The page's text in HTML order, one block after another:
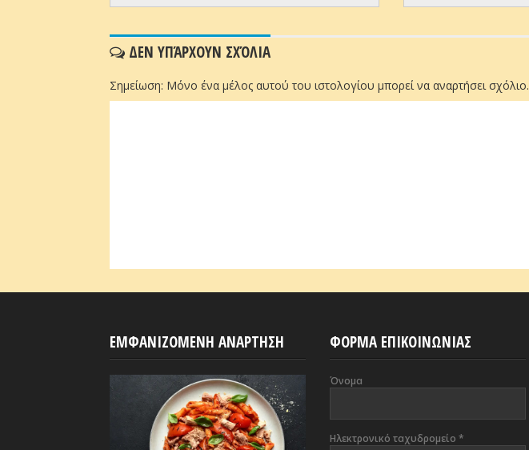
ΔΕΝ ΥΠΆΡΧΟΥΝ ΣΧΌΛΙΑ
Σημείωση: Μόνο ένα μέλος αυτού του ιστολογίου μπορεί να αναρτήσει σχόλιο.
ΕΜΦΑΝΙΖΟΜΕΝΗ ΑΝΑΡΤΗΣΗ ΦΟΡΜΑ ΕΠΙΚΟΙΝΩΝΙΑΣ
Όνομα
Ηλεκτρονικό ταχυδρομείο *